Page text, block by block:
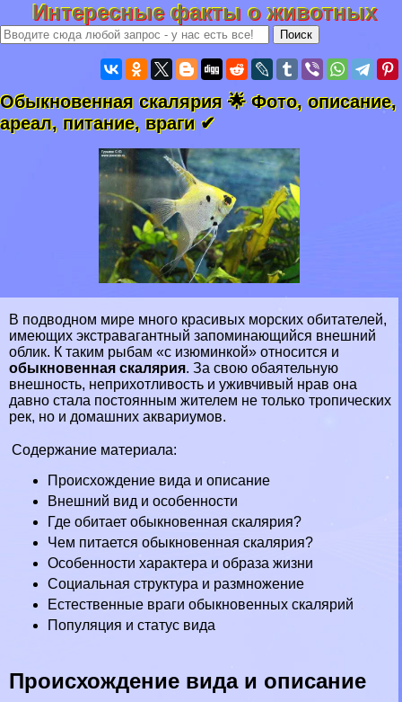
Интересные факты о животных
Обыкновенная скалярия 🌟 Фото, описание,
ареал, питание, враги ✔
В подводном мире много красивых морских обитателей,
имеющих экстравагантный запоминающийся внешний
облик. К таким рыбам «с изюминкой» относится и
обыкновенная скалярия. За свою обаятельную
внешность, неприхотливость и уживчивый нрав она
давно стала постоянным жителем не только тропических
рек, но и домашних аквариумов.
Содержание материала:
Происхождение вида и описание
Внешний вид и особенности
Где обитает обыкновенная скалярия?
Чем питается обыкновенная скалярия?
Особенности хаpaктера и образа жизни
Социальная структура и размножение
Естественные враги обыкновенных скалярий
Популяция и статус вида
Происхождение вида и описание